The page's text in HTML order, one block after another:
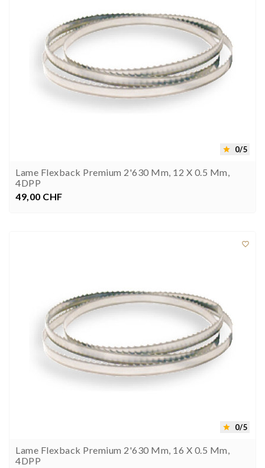
 0/5
Lame Flexback Premium 2'630 Mm, 12 X 0.5 Mm,
4DPP
Prezzo
49,00 CHF

 0/5
Lame Flexback Premium 2'630 Mm, 16 X 0.5 Mm,
4DPP